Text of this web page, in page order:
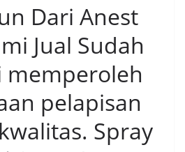
Dari Anest
Jual Sudah
memperoleh
pelapisan
Spray